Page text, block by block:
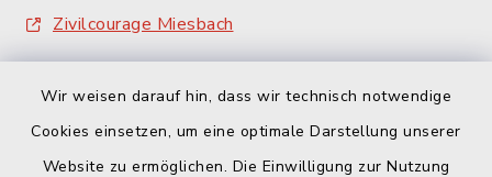
Wir weisen darauf hin, dass wir technisch notwendige
Cookies einsetzen, um eine optimale Darstellung unserer
Website zu ermöglichen. Die Einwilligung zur Nutzung
Zivilcourage Miesbach